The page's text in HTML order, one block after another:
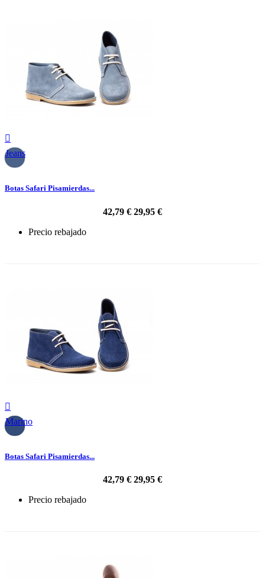

Jeans
Botas Safari Pisamierdas...
42,79 € 29,95 €
Precio rebajado

Marino
Botas Safari Pisamierdas...
42,79 € 29,95 €
Precio rebajado